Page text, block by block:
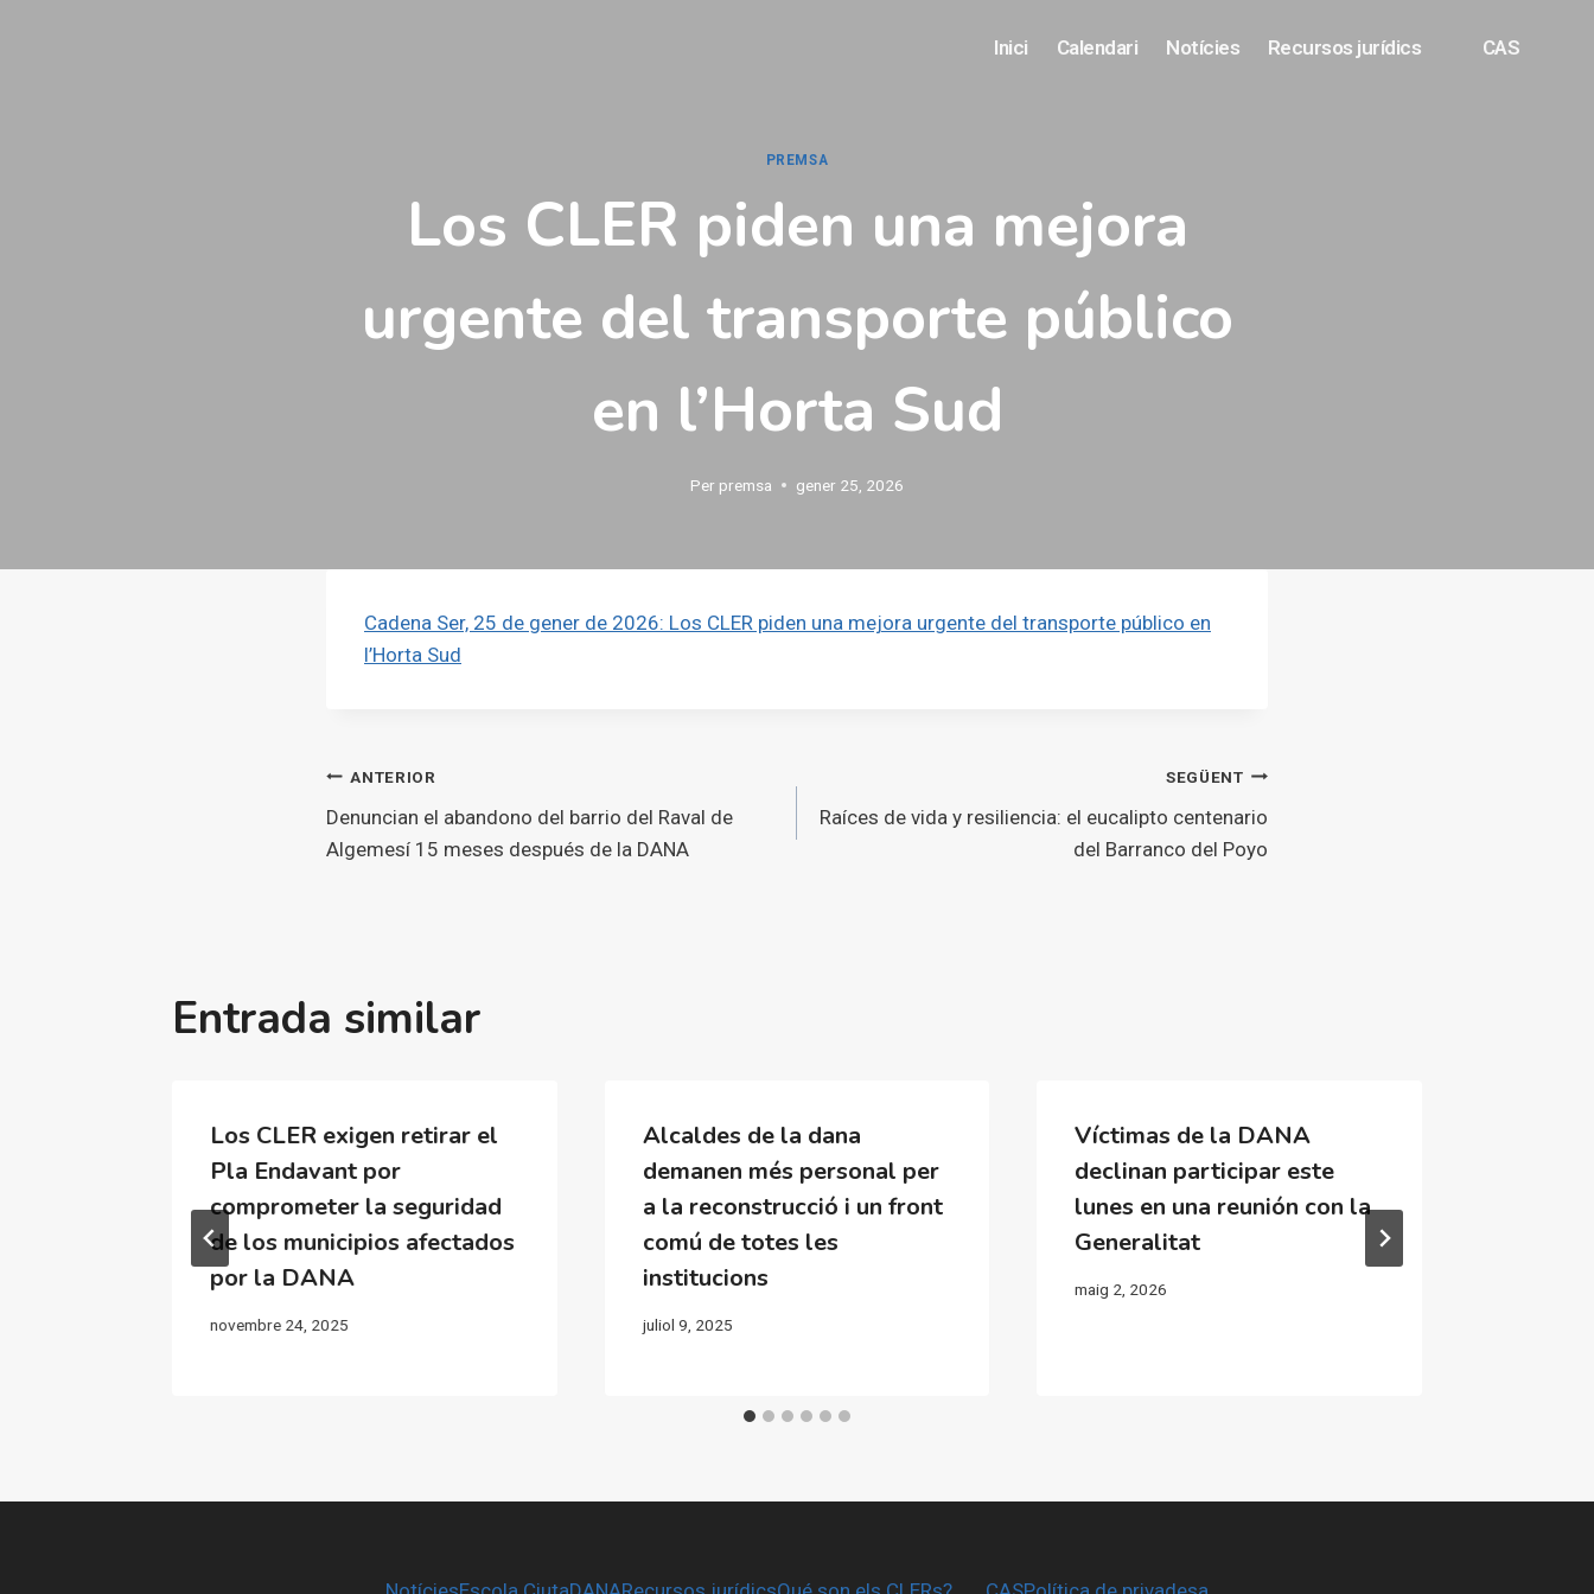
Inici Calendari Notícies Recursos jurídics CAS
PREMSA
Los CLER piden una mejora
urgente del transporte público
en l’Horta Sud
Per premsa gener 25, 2026
Cadena Ser, 25 de gener de 2026: Los CLER piden una mejora urgente del transporte público en
l’Horta Sud
Navegació
d'entrades
ANTERIOR
Denuncian el abandono del barrio del Raval de
Algemesí 15 meses después de la DANA
SEGÜENT
Raíces de vida y resiliencia: el eucalipto centenario
del Barranco del Poyo
Entrada similar
Los CLER exigen retirar el
Pla Endavant por
comprometer la seguridad
de los municipios afectados
por la DANA
novembre 24, 2025
Alcaldes de la dana
demanen més personal per
a la reconstrucció i un front
comú de totes les
institucions
juliol 9, 2025
Víctimas de la DANA
declinan participar este
lunes en una reunión con la
Generalitat
maig 2, 2026